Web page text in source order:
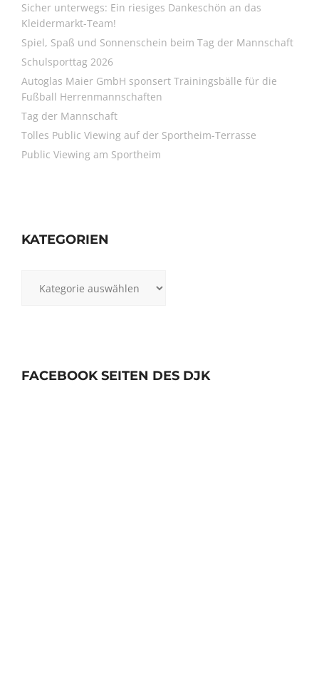
Sicher unterwegs: Ein riesiges Dankeschön an das
Kleidermarkt-Team!
Spiel, Spaß und Sonnenschein beim Tag der Mannschaft
Schulsporttag 2026
Autoglas Maier GmbH sponsert Trainingsbälle für die
Fußball Herrenmannschaften
Tag der Mannschaft
Tolles Public Viewing auf der Sportheim-Terrasse
Public Viewing am Sportheim
KATEGORIEN
FACEBOOK SEITEN DES DJK